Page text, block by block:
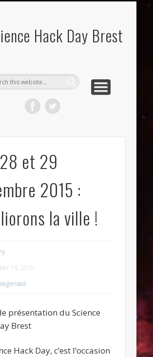
Hack Day Brest
et 29
2015 :
la ville !
16, 2015
présentation du Science
Brest
Hack Day, c’est l’occasion